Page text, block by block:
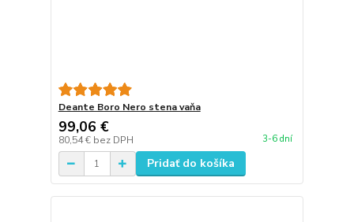
Deante Boro Nero stena vaňa
99,06 €
80,54 € bez DPH 3-6 dní
Pridať do košíka